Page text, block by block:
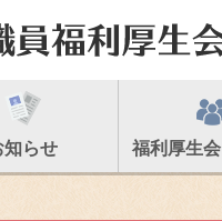
知らせ 福利厚生